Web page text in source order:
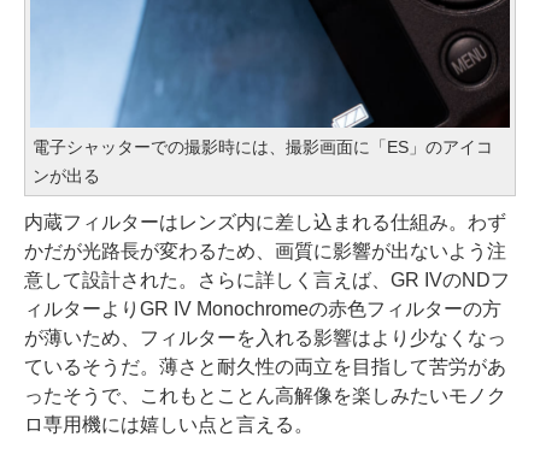
電子シャッターでの撮影時には、撮影画面に「ES」のアイコ
ンが出る
内蔵フィルターはレンズ内に差し込まれる仕組み。わず
かだが光路長が変わるため、画質に影響が出ないよう注
意して設計された。さらに詳しく言えば、GR IVのNDフ
ィルターよりGR IV Monochromeの赤色フィルターの方
が薄いため、フィルターを入れる影響はより少なくなっ
ているそうだ。薄さと耐久性の両立を目指して苦労があ
ったそうで、これもとことん高解像を楽しみたいモノク
ロ専用機には嬉しい点と言える。